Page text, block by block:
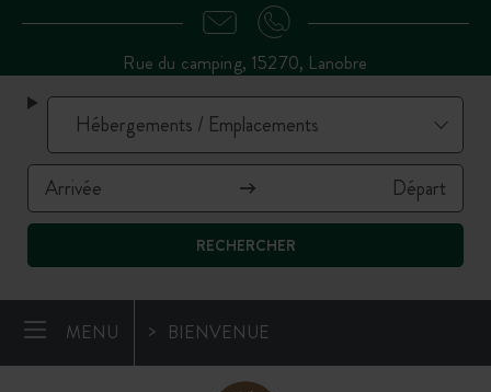
RECHERCHER
Rue du camping, 15270, Lanobre
MENU BIENVENUE